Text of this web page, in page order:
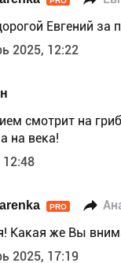
Евгений за
2025, 12:22
смотрит на
на века!
12:48
PRO
Какая же Вы
2025, 17:19